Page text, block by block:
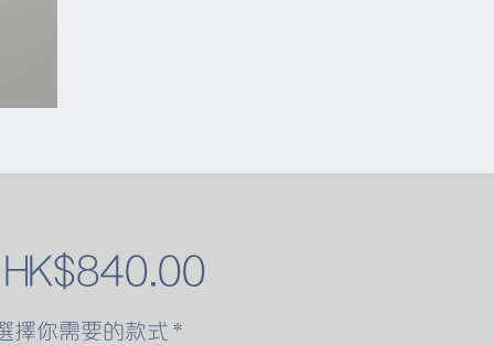
HK$840.00促
擇你需要的款式 *